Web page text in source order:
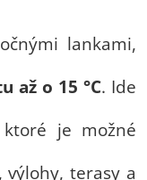
lankami,
až o 15 °C. Ide
je možné
terasy a